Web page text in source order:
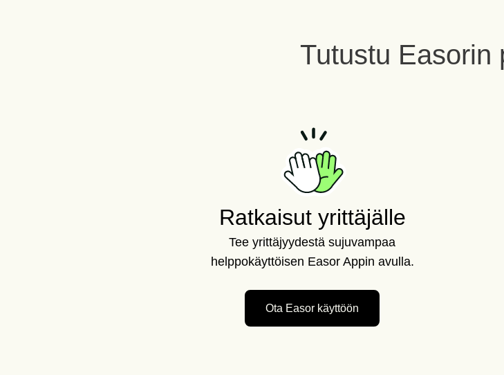
Tutustu Easorin
Ratkaisut yrittäjälle
Tee yrittäjyydestä sujuvampaa
helppokäyttöisen Easor Appin avulla.
Ota Easor käyttöön